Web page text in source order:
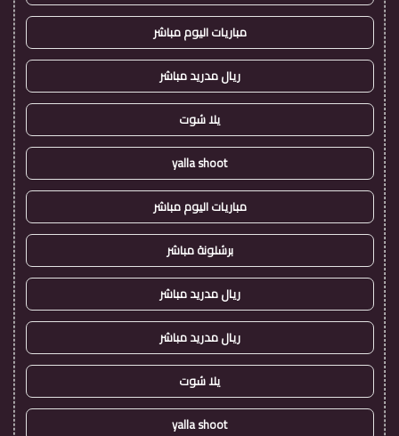
مباريات اليوم مباشر
ريال مدريد مباشر
يلا شوت
yalla shoot
مباريات اليوم مباشر
برشلونة مباشر
ريال مدريد مباشر
ريال مدريد مباشر
يلا شوت
yalla shoot